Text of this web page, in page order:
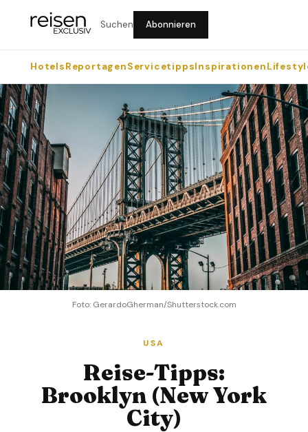
Suchen Abonnieren
HotelsReportagenServicetippsInspirationen
Foto: GerardoGherman/Shutterstock.com
USA
Reise-Tipps:
Brooklyn (New York
City)